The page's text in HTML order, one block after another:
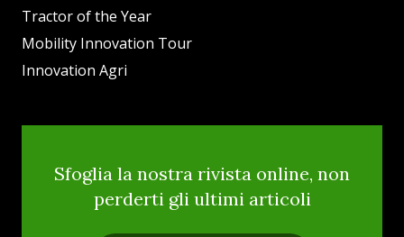
Tractor of the Year
Mobility Innovation Tour
Innovation Agri
Sfoglia la nostra rivista online, non
perderti gli ultimi articoli